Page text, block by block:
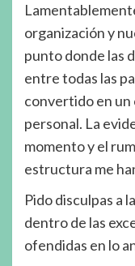
organización y
punto donde las
entre todas las
convertido en un
personal. La
momento y el
estructura me
Pido disculpas a
dentro de las
ofendidas en lo